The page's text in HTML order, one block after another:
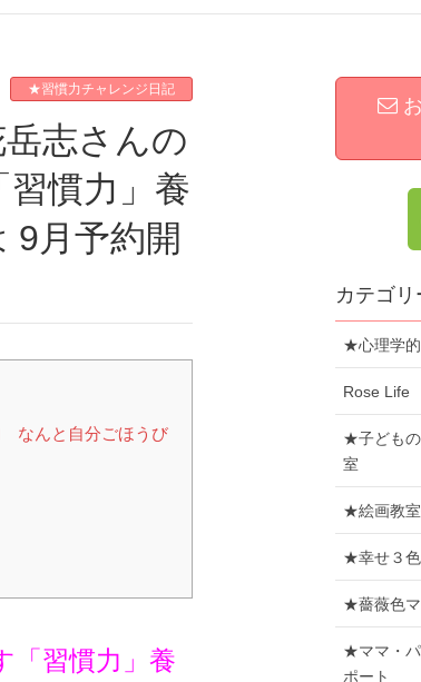
★習慣力チャレンジ日記
慣力」養
月予約開
なんと自分ごほうび
「習慣力」養
カテゴリ
★心理学
Rose Life
★子どもの
室
★絵画教
★幸せ３色
★薔薇色マ
★ママ・パ
ポート